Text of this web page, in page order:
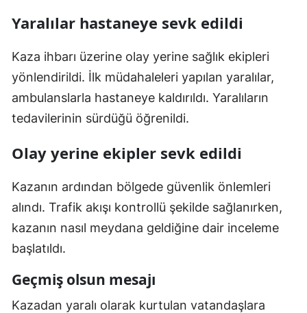
Yaralılar hastaneye sevk edildi
Kaza ihbarı üzerine olay yerine sağlık ekipleri
yönlendirildi. İlk müdahaleleri yapılan yaralılar,
ambulanslarla hastaneye kaldırıldı. Yaralıların
tedavilerinin sürdüğü öğrenildi.
Olay yerine ekipler sevk edildi
Kazanın ardından bölgede güvenlik önlemleri
alındı. Trafik akışı kontrollü şekilde sağlanırken,
kazanın nasıl meydana geldiğine dair inceleme
başlatıldı.
Geçmiş olsun mesajı
Kazadan yaralı olarak kurtulan vatandaşlara